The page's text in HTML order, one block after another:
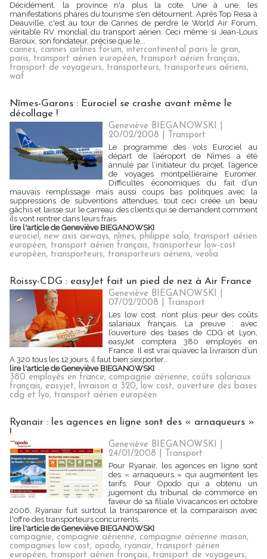
Décidément, la province n'a plus la cote. Une à une, les
manifestations phares du tourisme s'en détournent. Après Top Resa à
Deauville, c'est au tour de Cannes de perdre le World Air Forum,
véritable RV mondial du transport aérien. Ceci même si Jean-Louis
Baroux, son fondateur, précise que le...
cannes, cannes airlines forum, intercontinental paris le gran,
paris, transport aérien européen, transport aérien français,
transport de voyageurs, transporteurs, transporteurs aériens,
waf
Nîmes-Garons : Eurociel se crashe avant même le
décollage !
Geneviève BIEGANOWSKI |
20/02/2008
Transport
Le programme des vols Eurociel au
départ de l’aéroport de Nîmes a été
annulé par l’initiateur du projet, l’agence
de voyages montpelliéraine Euromer.
Difficultés économiques du fait d’un
mauvais remplissage mais aussi coups bas politiques avec la
suppressions de subventions attendues, tout ceci créée un beau
gâchis et laisse sur le carreau des clients qui se demandent comment
ils vont rentrer dans leurs frais.
lire l'article de Geneviève BIEGANOWSKI
eurociel, new axis airways, nîmes, philippe sala, transport aérien
européen, transport aérien français, transporteur low-cost
européen, transporteurs, transporteurs aériens, veolia
Roissy-CDG : easyJet fait un pied de nez à Air France
Geneviève BIEGANOWSKI |
07/02/2008
Transport
Les low cost. n’ont plus peur des coûts
salariaux français. La preuve : avec
l’ouverture des bases de CDG et Lyon,
easyJet comptera 380 employés en
France. Il est vrai qu’avec la livraison d’un
A 320 tous les 12 jours, il faut bien s’exporter…
lire l'article de Geneviève BIEGANOWSKI
380 employés en france, compagnie aérienne, coûts salariaux
français, easyjet, livraison a 320, low cost, ouverture des bases
cdg et lyo, transport aérien européen
Ryanair : les agences en ligne sont des « arnaqueurs »
!
Geneviève BIEGANOWSKI |
24/01/2008
Transport
Pour Ryanair, les agences en ligne sont
des « arnaqueurs » qui augmentent les
tarifs. Pour Opodo qui a obtenu un
jugement du tribunal de commerce en
faveur de sa filiale Vivacances en octobre
2006, Ryanair fuit surtout la transparence et la comparaison avec
l'offre des transporteurs concurrents.
lire l'article de Geneviève BIEGANOWSKI
compagnie, compagnie aérienne, compagnie aérienne maison,
compagnies low cost, opodo, ryanair, transport aérien
européen, transport aérien français, transport de voyageurs,